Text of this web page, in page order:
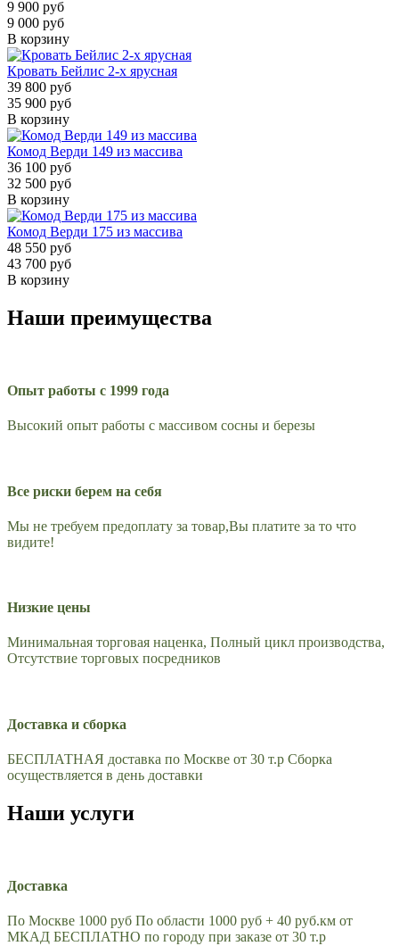
9 900 руб
9 000 руб
В корзину
Кровать Бейлис 2-х ярусная
39 800 руб
35 900 руб
В корзину
Комод Верди 149 из массива
36 100 руб
32 500 руб
В корзину
Комод Верди 175 из массива
48 550 руб
43 700 руб
В корзину
Наши преимущества
Опыт работы с 1999 года
Высокий опыт работы с массивом сосны и березы
Все риски берем на себя
Мы не требуем предоплату за товар,Вы платите за то что
видите!
Низкие цены
Минимальная торговая наценка, Полный цикл производства,
Отсутствие торговых посредников
Доставка и сборка
БЕСПЛАТНАЯ доставка по Москве от 30 т.р Сборка
осуществляется в день доставки
Наши услуги
Доставка
По Москве 1000 руб По области 1000 руб + 40 руб.км от
МКАД БЕСПЛАТНО по городу при заказе от 30 т.р